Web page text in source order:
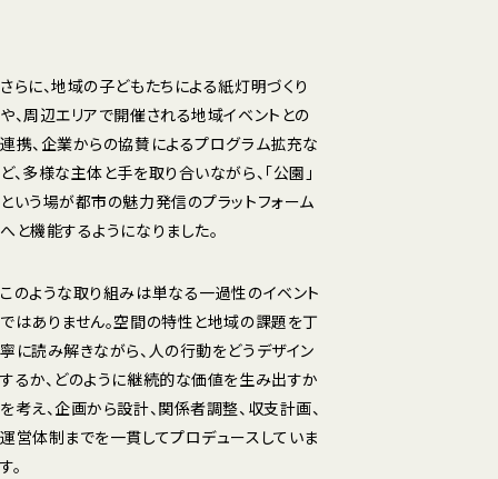
さらに、地域の子どもたちによる紙灯明づくり
や、周辺エリアで開催される地域イベントとの
連携、企業からの協賛によるプログラム拡充な
ど、多様な主体と手を取り合いながら、「公園」
という場が都市の魅力発信のプラットフォーム
へと機能するようになりました。
このような取り組みは単なる一過性のイベント
ではありません。空間の特性と地域の課題を丁
寧に読み解きながら、人の行動をどうデザイン
するか、どのように継続的な価値を生み出すか
を考え、企画から設計、関係者調整、収支計画、
運営体制までを一貫してプロデュースしていま
す。